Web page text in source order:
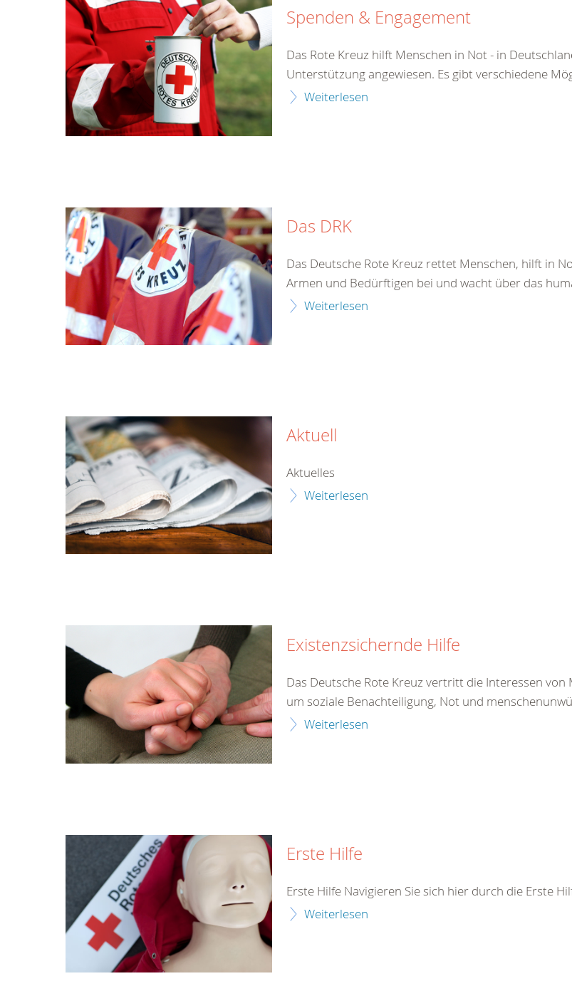
Spenden & Engagement
Das Rote Kreuz hilft Menschen in Not - in
Unterstützung angewiesen. Es gibt verschiedene
Weiterlesen
Das DRK
Das Deutsche Rote Kreuz rettet Menschen, hilft in
Armen und Bedürftigen bei und wacht über das
Weiterlesen
Aktuell
Aktuelles
Weiterlesen
Existenzsichernde Hilfe
Das Deutsche Rote Kreuz vertritt die Interessen
um soziale Benachteiligung, Not und
Weiterlesen
Erste Hilfe
Erste Hilfe Navigieren Sie sich hier durch die Erste
Weiterlesen